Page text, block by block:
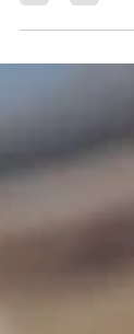
い気がします
の切詰め等を行